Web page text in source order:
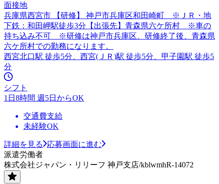
面接地
兵庫県西宮市 【研修】 神戸市兵庫区和田崎町 ※ＪＲ・地
下鉄：和田岬駅徒歩3分【出張先】青森県六ケ所村 ※車の
持ち込み不可 ※研修は神戸市兵庫区、研修終了後、青森県
六ケ所村での勤務になります。
西宮北口駅 徒歩5分、西宮(ＪＲ)駅 徒歩5分、甲子園駅 徒歩5
分
シフト
1日8時間 週5日からOK
交通費支給
未経験OK
詳細を見る
応募画面に進む
派遣労働者
株式会社ジャパン・リリーフ 神戸支店/kblwmhR-14072